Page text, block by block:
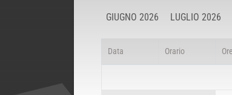
GIUGNO 2026 LUGLIO 2026
Data Orario Ore